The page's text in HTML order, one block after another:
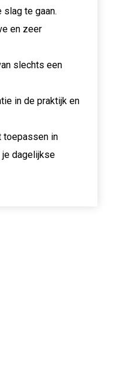
te gaan.
en zeer
slechts een
in de praktijk en
toepassen in
je dagelijkse